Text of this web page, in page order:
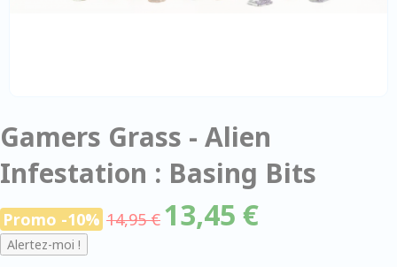
Gamers Grass - Alien
Infestation : Basing Bits
Promo -10% 14,95 € 13,45 €